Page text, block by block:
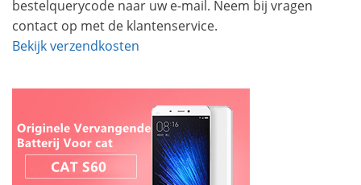
bestelquerycode naar uw e-mail. Neem bij vragen
contact op met de klantenservice.
Bekijk verzendkosten